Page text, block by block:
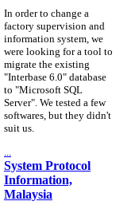
In order to change a
factory supervision and
information system, we
were looking for a tool to
migrate the existing
"Interbase 6.0" database
to "Microsoft SQL
Server". We tested a few
softwares, but they didn't
suit us.
System Protocol
Information,
Malaysia